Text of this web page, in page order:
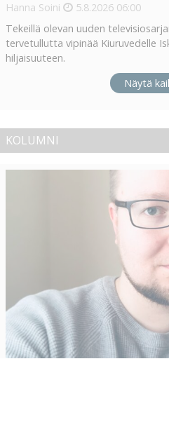
Hanna Soini 5.8.2026 06:00
Tekeillä olevan uuden
tervetullutta vipinää Kiuruvedelle
hiljaisuuteen.
Näytä
KOLUMNI